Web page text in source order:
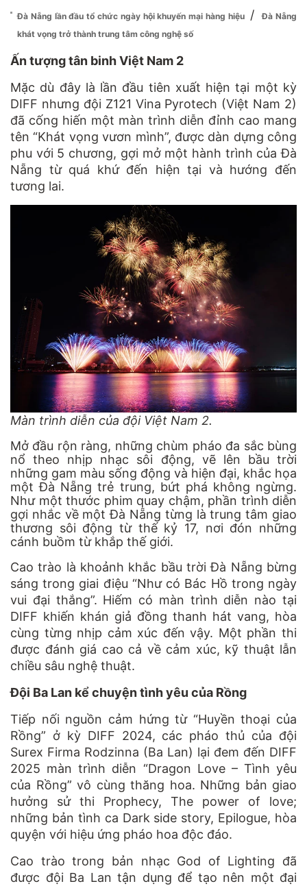
Đà Nẵng lần đầu tổ chức ngày hội khuyến mại hàng hiệu /
Đà Nẵng
khát vọng trở thành trung tâm công nghệ số
Ấn tượng tân binh Việt Nam 2
Mặc dù đây là lần đầu tiên xuất hiện tại một kỳ
DIFF nhưng đội Z121 Vina Pyrotech (Việt Nam 2)
đã cống hiến một màn trình diễn đỉnh cao mang
tên “Khát vọng vươn mình”, được dàn dựng công
phu với 5 chương, gợi mở một hành trình của Đà
Nẵng từ quá khứ đến hiện tại và hướng đến
tương lai.
Màn trình diễn của đội Việt Nam 2.
Mở đầu rộn ràng, những chùm pháo đa sắc bùng
nổ theo nhịp nhạc sôi động, vẽ lên bầu trời
những gam màu sống động và hiện đại, khắc họa
một Đà Nẵng trẻ trung, bứt phá không ngừng.
Như một thước phim quay chậm, phần trình diễn
gợi nhắc về một Đà Nẵng từng là trung tâm giao
thương sôi động từ thế kỷ 17, nơi đón những
cánh buồm từ khắp thế giới.
Cao trào là khoảnh khắc bầu trời Đà Nẵng bừng
sáng trong giai điệu “Như có Bác Hồ trong ngày
vui đại thắng”. Hiếm có màn trình diễn nào tại
DIFF khiến khán giả đồng thanh hát vang, hòa
cùng từng nhịp cảm xúc đến vậy. Một phần thi
được đánh giá cao cả về cảm xúc, kỹ thuật lẫn
chiều sâu nghệ thuật.
Đội Ba Lan kể chuyện tình yêu của Rồng
Tiếp nối nguồn cảm hứng từ “Huyền thoại của
Rồng” ở kỳ DIFF 2024, các pháo thủ của đội
Surex Firma Rodzinna (Ba Lan) lại đem đến DIFF
2025 màn trình diễn “Dragon Love – Tình yêu
của Rồng” vô cùng thăng hoa. Những bản giao
hưởng sử thi Prophecy, The power of love;
những bản tình ca Dark side story, Epilogue, hòa
quyện với hiệu ứng pháo hoa độc đáo.
Cao trào trong bản nhạc God of Lighting đã
được đội Ba Lan tận dụng để tạo nên một đại